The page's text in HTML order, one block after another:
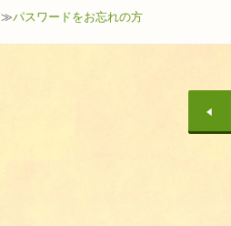
≫パスワードをお忘れの方